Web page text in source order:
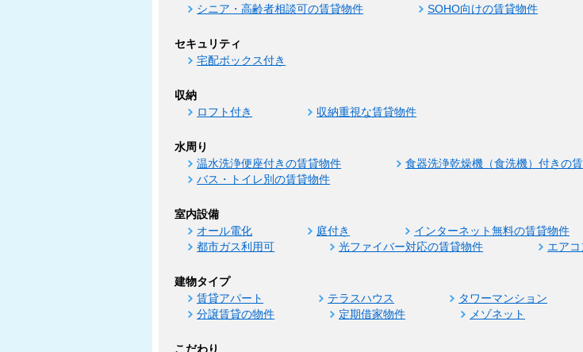
シニア・高齢者相談可の賃貸物件
SOHO向けの賃貸物件
セキュリティ
宅配ボックス付き
収納
ロフト付き 収納重視な賃貸物件
水周り
温水洗浄便座付きの賃貸物件 食器洗浄乾燥機（食洗機）付きの
バス・トイレ別の賃貸物件
室内設備
オール電化 庭付き インターネット無料の賃貸物件
都市ガス利用可
光ファイバー対応の賃貸物件 エアコ
建物タイプ
賃貸アパート テラスハウス タワーマンション
分譲賃貸の物件
定期借家物件 メゾネット
こだわり